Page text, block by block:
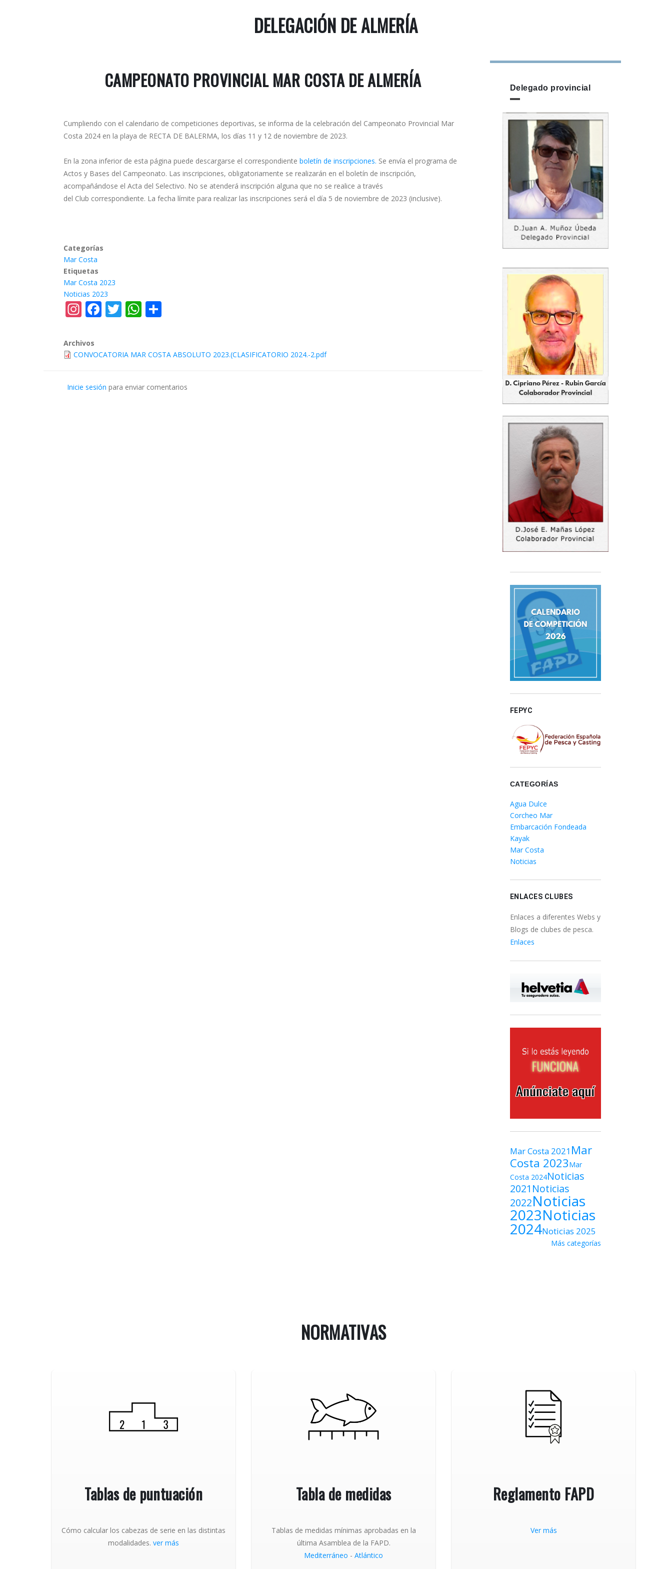
DELEGACIÓN DE ALMERÍA
CAMPEONATO PROVINCIAL MAR COSTA DE ALMERÍA
Cumpliendo con el calendario de competiciones deportivas, se informa de la celebración del Campeonato Provincial Mar
Costa 2024 en la playa de RECTA DE BALERMA, los días 11 y 12 de noviembre de 2023.
En la zona inferior de esta página puede descargarse el correspondiente boletín de inscripciones. Se envía el programa de
Actos y Bases del Campeonato. Las inscripciones, obligatoriamente se realizarán en el boletín de inscripción,
acompañándose el Acta del Selectivo. No se atenderá inscripción alguna que no se realice a través
del Club correspondiente. La fecha límite para realizar las inscripciones será el día 5 de noviembre de 2023 (inclusive).
Categorías
Mar Costa
Etiquetas
Mar Costa 2023
Noticias 2023
Instagram
Facebook
TwitterWhatsApp
Archivos
CONVOCATORIA MAR COSTA ABSOLUTO 2023.(CLASIFICATORIO 2024.-2.pdf
Inicie sesión para enviar comentarios
Delegado provincial
FEPYC
CATEGORÍAS
Agua Dulce
Corcheo Mar
Embarcación Fondeada
Kayak
Mar Costa
Noticias
ENLACES CLUBES
Enlaces a diferentes Webs y
Blogs de clubes de pesca.
Enlaces
Mar Costa 2021 Mar
Costa 2023Mar
Costa 2024Noticias
2021 Noticias
2022Noticias
2023Noticias
2024Noticias 2025
Más categorías
NORMATIVAS
Tablas de puntuación
Cómo calcular los cabezas de serie en las distintas
modalidades. ver más
Tabla de medidas
Tablas de medidas mínimas aprobadas en la
última Asamblea de la FAPD.
Mediterráneo - Atlántico
Reglamento FAPD
Ver más